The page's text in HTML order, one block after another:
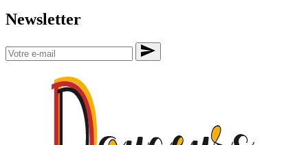
Newsletter